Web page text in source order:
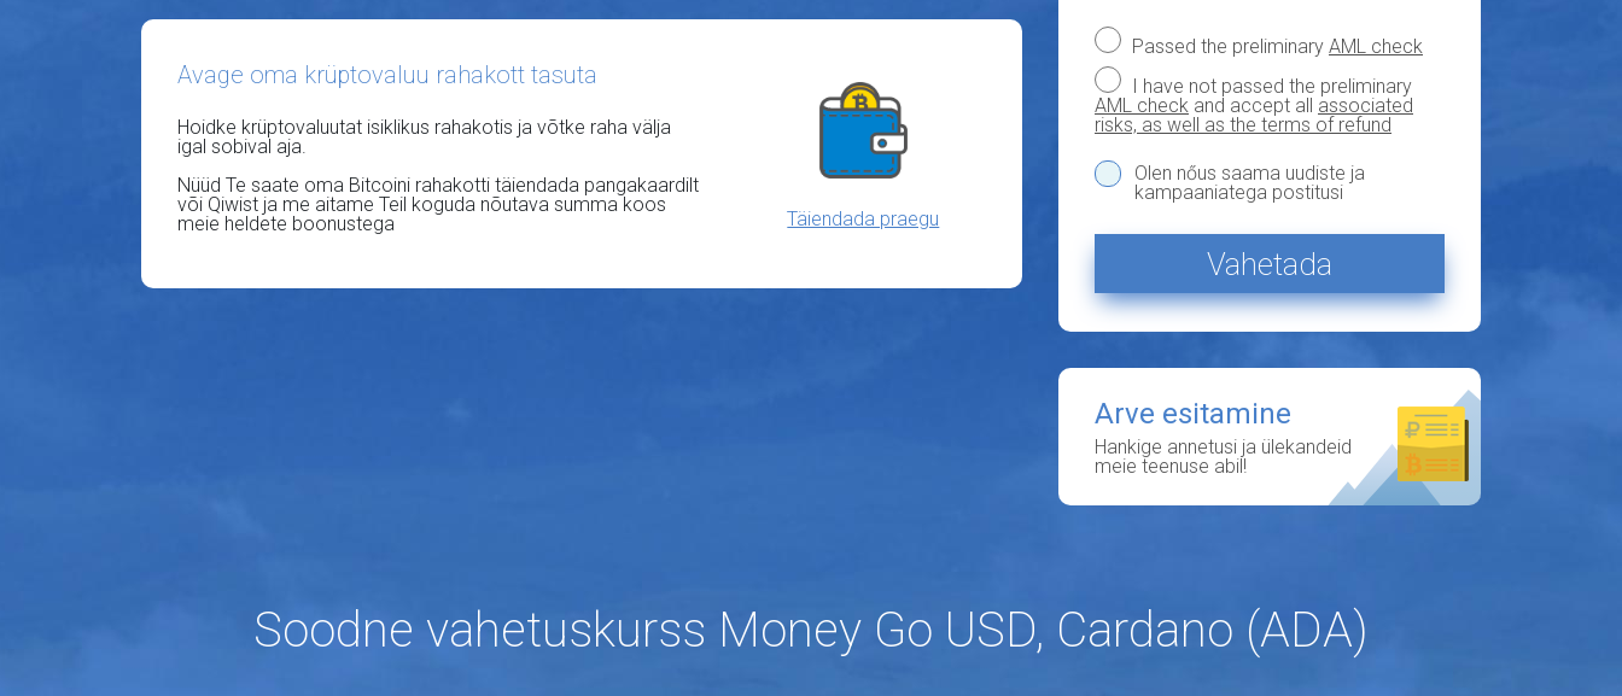
Avage oma krüptovaluu rahakott tasuta
Hoidke krüptovaluutat isiklikus rahakotis ja võtke raha välja
igal sobival aja.
Nüüd Te saate oma Bitcoini rahakotti täiendada pangakaardilt
või Qiwist ja me aitame Teil koguda nõutava summa koos
meie heldete boonustega
Täiendada praegu
Passed the preliminary AML check
I have not passed the preliminary
AML check and accept all associated
risks, as well as the terms of refund
Olen nőus saama uudiste ja
kampaaniatega postitusi
Vahetada
Arve esitamine
Hankige annetusi ja ülekandeid
meie teenuse abil!
Soodne vahetuskurss Money Go USD, Cardano (ADA)